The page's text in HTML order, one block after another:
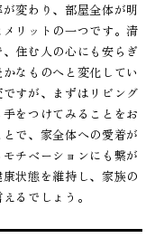
変わり、部屋全体が明
リットの一つです。清
住む人の心にも安らぎ
なものへと変化してい
すが、まずはリビング
をつけてみることをお
で、家全体への愛着が
チベーションにも繋が
状態を維持し、家族の
るでしょう。